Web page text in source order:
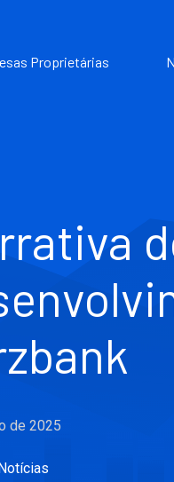
Proprietárias
de 2025